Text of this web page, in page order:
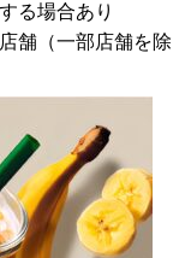
る場合あり
舗（一部店舗を除